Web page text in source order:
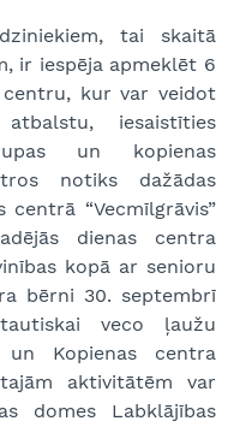
tai skaitā
ir iespēja apmeklēt 6
kur var veidot
iesaistīties
un kopienas
notiks dažādas
“Vecmīlgrāvis”
dienas centra
kopā ar senioru
bērni 30. septembrī
veco ļaužu
Kopienas centra
aktivitātēm var
domes Labklājības